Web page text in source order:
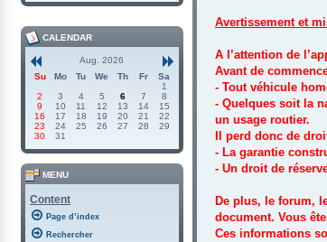
Avertissement et
A l’attention de
Avant de
- Tout véhicule
- Quelques soit la
un usage routier.
Il perd donc de
- La garantie
- Un droit de
De plus, le forum,
document. Vous
Ces informations
CALENDAR
Aug. 2026
Su
Mo Tu We Th Fr
Sa
1
2
3 4 5 6 7
8
9
10 11 12 13 14
15
16
17 18 19 20 21
22
23
24 25 26 27 28
29
30
31
MENU
Content
Page d’index
Rechercher